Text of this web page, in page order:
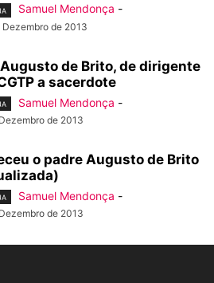
Samuel Mendonça -
Dezembro de 2013
Augusto de Brito, de dirigente
a sacerdote
Samuel Mendonça -
de 2013
o padre Augusto de Brito
Samuel Mendonça -
de 2013